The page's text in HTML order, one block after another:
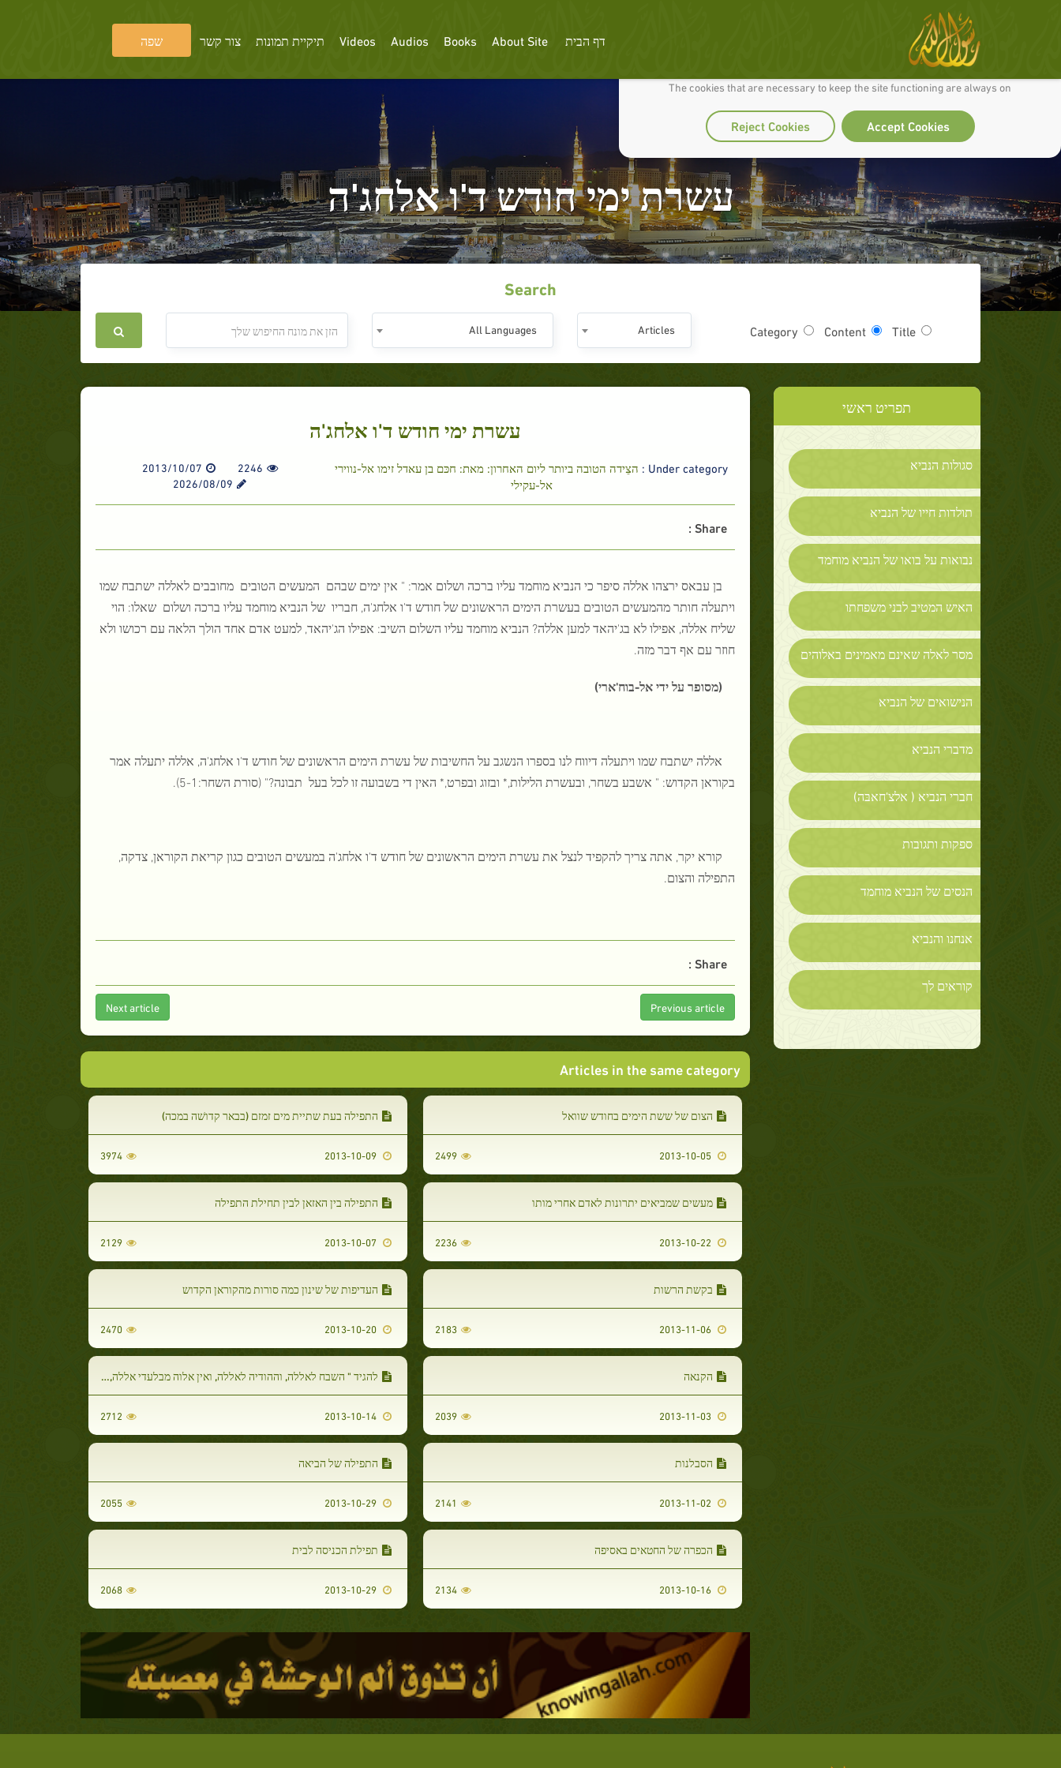
We use cookies to make our site work well for you and so we can continually improve it.
The cookies that are necessary to keep the site functioning are always on
Accept Cookies
Reject Cookies
דף הבית About Site
Books
Audios
Videos תיקיית תמונות צור קשר שפה
עשרת ימי חודש ד'ו אלחג'ה
Search
Title
Content
Category
Articles
All Languages
תפריט ראשי
סגולות הנביא
תולדות חייו של הנביא
נבואות על בואו של הנביא מוחמד
האיש המטיב לבני משפחתו
מסר לאלה שאינם מאמינים באלוהים
הנישואים של הנביא
מדברי הנביא
חברי הנביא ( אלצ'חאבּה)
ספקות ותגובות
הנסים של הנביא מוחמד
אנחנו והנביא
קוראים לך
עשרת ימי חודש ד'ו אלחג'ה
Under category :
הצֵידה הטובה ביותר ליום האחרון: מאת: חכּם בן עאדל זימו אל-נווירי
אל-עקילי
2246
2013/10/07
2026/08/09
Share :
בן עבאס ירצהו אללה סיפר כי הנביא מוחמד עליו ברכה ושלום אמר: " אין ימים שבהם המעשים הטובים מחובבים לאללה ישתבח שמו
ויתעלה חותר מהמעשים הטובים בעשרת הימים הראשונים של חודש ד'ו אלחג'ה, חבריו של הנביא מוחמד עליו ברכה ושלום שאלו: הוי
שליח אללה, אפילו לא בג'יהאד למען אללה? הנביא מוחמד עליו השלום השיב: אפילו הג'יהאד, למעט אדם אחד הולך הלאה עם רכושו ולא
חוזר עם אף דבר מזה.
(מסופר על ידי אל-בוח'ארי)
אללה ישתבח שמו ויתעלה דיווח לנו בספרו הנשגב על החשיבות של עשרת הימים הראשונים של חודש ד'ו אלחג'ה, אללה יתעלה אמר
בקוראן הקדוש: " אשבע בשחר, ובעשרת הלילות,* ובזוג ובפרט,* האין די בשבועה זו לכל בעל תבונה?" (סורת השחר:5-1).
קורא יקר, אתה צריך להקפיד לנצל את עשרת הימים הראשונים של חודש ד'ו אלחג'ה במעשים הטובים כגון קריאת הקוראן, צדקה,
התפילה והצום.
Share :
Previous article
Next article
Articles in the same category
הצום של ששת הימים בחודש שוואל
2013-10-05
2499
התפילה בעת שתיית מים זמזם (בבאר קדושׁה במכה)
2013-10-09
3974
מעשים שמביאים יתרונות לאדם אחרי מותו
2236
התפילה בין האזאן לבין תחילת התפילה
2129
בקשת הרשות
2013-11-06
2183
העדיפות של שינון כמה סורות מהקוראן הקדוש
2013-10-20
2470
הקנאה
2013-11-03
2039
להגיד " השבח לאללה, וההודיה לאללה, ואין אלוה מבלעדי אללה, אללה הוא הגדול ביותר
2013-10-14
2712
הסבלנות
2141
התפילה של הביאה
2013-10-29
2055
הכפרה של החטאים באסיפה
2013-10-16
2134
תפילת הכניסה לבית
2013-10-29
2068